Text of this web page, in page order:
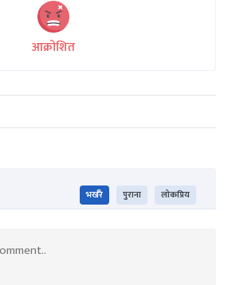
आक्रोशित
भर्खरै पुराना लोकप्रिय